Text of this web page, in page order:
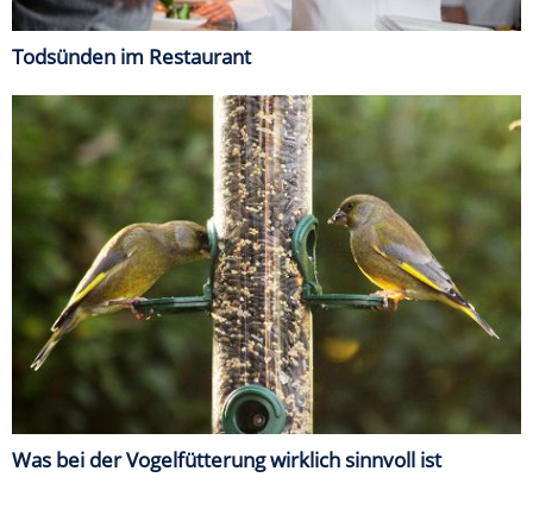
Todsünden im Restaurant
Was bei der Vogelfütterung wirklich sinnvoll ist